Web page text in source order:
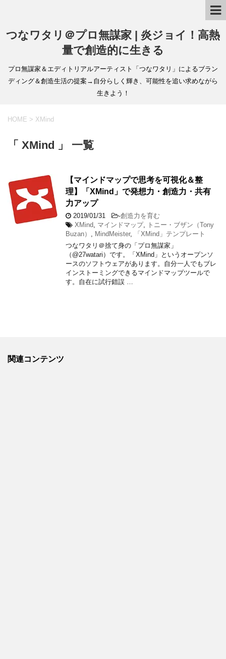
つなワタリ＠プロ無謀家 | 炎ジョイ！高熱
量で創造的に生きる
プロ無謀家＆エディトリアルアーティスト「つなワタリ」によるブラン
ディング＆創造生活の提案→自分らしく輝き、可能性を追い求めながら
生きよう！
HOME > XMind
「 XMind 」 一覧
【マインドマップで思考を可視化＆整
理】「XMind」で発想力・創造力・共有
力アップ
2019/01/31 -創造力を育む
XMind マインドマップ,
トニー・ブザン（Tony
Buzan）
MindMeister,
「XMind」テンプレート
つなワタリ＠捨て身の「プロ無謀家」
（@27watari）です。「XMind」というオープンソ
ースのソフトウェアがあります。自分一人でもブレ
インストーミングできるマインドマップツールで
す。自在に試行錯誤 …
関連コンテンツ